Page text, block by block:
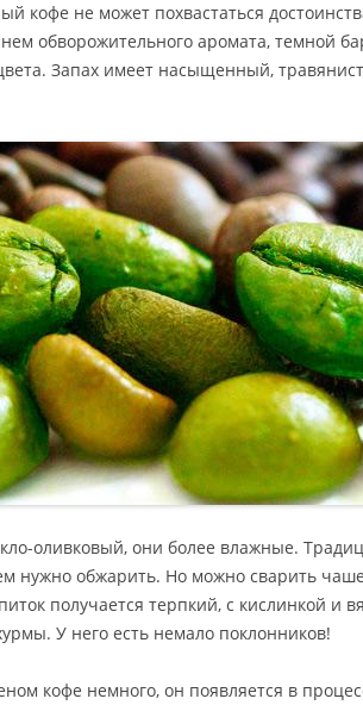
кофе не может похвастаться
обворожительного аромата, темной
Запах имеет насыщенный,
оливковый, они более влажные.
нужно обжарить. Но можно сварить
получается терпкий, с кислинкой и
У него есть немало поклонников!
кофе немного, он появляется в